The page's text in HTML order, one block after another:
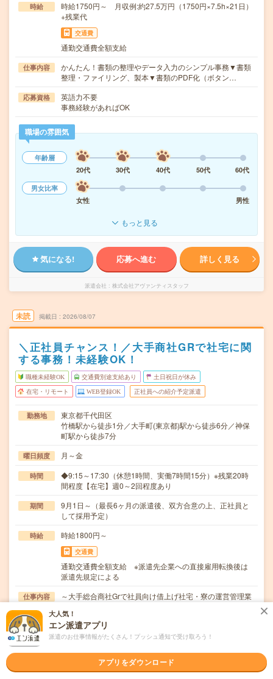
時給
時給1750円～ 月収例:約27.5万円（1750円×7.5h×21日）
+残業代
交通費
通勤交通費全額支給
仕事内容
かんたん！書類の整理やデータ入力のシンプル事務▼書類
整理・ファイリング、製本▼書類のPDF化（ボタン…
応募資格
英語力不要
事務経験があればOK
職場の雰囲気
年齢層
20代
30代 40代 50代
60代
男女比率
女性
男性
もっと見る
気になる! 応募へ進む 詳しく見る
派遣会社 株式会社アヴァンティスタッフ
未読 掲載日 2026/08/07
＼正社員チャンス！／大手商社GRで社宅に関
する事務！未経験OK！
職種未経験OK 交通費別途支給あり 土日祝日が休み
在宅・リモート WEB登録OK 正社員への紹介予定派遣
勤務地
東京都千代田区
竹橋駅から徒歩1分／大手町(東京都)駅から徒歩6分／神保
町駅から徒歩7分
曜日頻度 月～金
時間
◆9:15～17:30（休憩1時間、実働7時間15分）※残業20時
間程度【在宅】週0～2回程度あり
期間
9月1日～（最長6ヶ月の派遣後、双方合意の上、正社員と
して採用予定）
時給 時給1800円～
交通費
通勤交通費全額支給 ※派遣先企業への直接雇用転換後は
派遣先規定による
仕事内容
～大手総合商社Grで社員向け借上げ社宅・寮の運営管理業
応募資格
職種未経験OK / 英語力不要
◆営業経験（建設・不動産・リフォーム業界経験尚可）◆
職場の雰囲気
大人気！
エン派遣アプリ
派遣のお仕事情報がたくさん！プッシュ通知で受け取ろう！
アプリをダウンロード